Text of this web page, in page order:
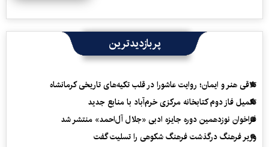
پربازدیدترین
تلاقی هنر و ایمان؛ روایت عاشورا در قلب تکیه‌های تاریخی کرمانشاه
تکمیل فاز دوم کتابخانه مرکزی خرم‌آباد با منابع جدید
فراخوان نوزدهمین دوره جایزه ادبی «جلال آل‌احمد» منتشر شد
وزیر فرهنگ درگذشت فرهنگ شکوهی را تسلیت گفت